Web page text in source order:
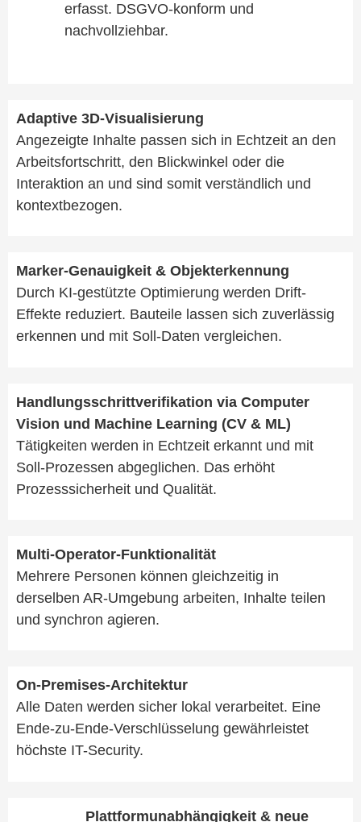
erfasst. DSGVO-konform und
nachvollziehbar.
Adaptive 3D-Visualisierung
Angezeigte Inhalte passen sich in Echtzeit an den
Arbeitsfortschritt, den Blickwinkel oder die
Interaktion an und sind somit verständlich und
kontextbezogen.
Marker-Genauigkeit & Objekterkennung
Durch KI-gestützte Optimierung werden Drift-
Effekte reduziert. Bauteile lassen sich zuverlässig
erkennen und mit Soll-Daten vergleichen.
Handlungsschrittverifikation via Computer
Vision und Machine Learning (CV & ML)
Tätigkeiten werden in Echtzeit erkannt und mit
Soll-Prozessen abgeglichen. Das erhöht
Prozesssicherheit und Qualität.
Multi-Operator-Funktionalität
Mehrere Personen können gleichzeitig in
derselben AR-Umgebung arbeiten, Inhalte teilen
und synchron agieren.
On-Premises-Architektur
Alle Daten werden sicher lokal verarbeitet. Eine
Ende-zu-Ende-Verschlüsselung gewährleistet
höchste IT-Security.
Plattformunabhängigkeit & neue